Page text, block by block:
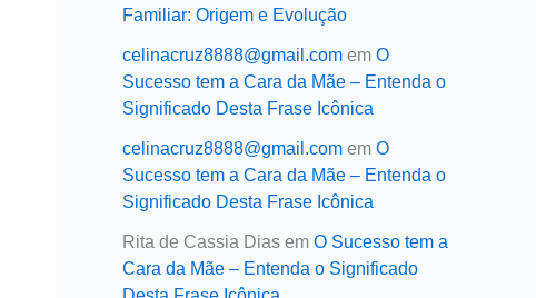
Familiar: Origem e Evolução
celinacruz8888@gmail.com em O
Sucesso tem a Cara da Mãe – Entenda o
Significado Desta Frase Icônica
celinacruz8888@gmail.com em O
Sucesso tem a Cara da Mãe – Entenda o
Significado Desta Frase Icônica
Rita de Cassia Dias em O Sucesso tem a
Cara da Mãe – Entenda o Significado